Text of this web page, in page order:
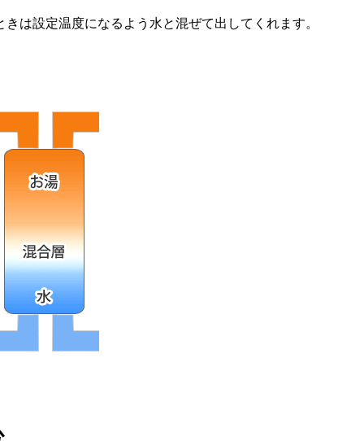
は設定温度になるよう水と混ぜて出してくれます。